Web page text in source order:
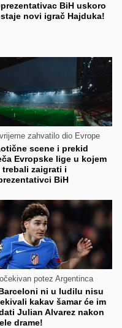
BiH uskoro
novi igrač Hajduka!
zahvatilo dio Evrope
scene i prekid
Evropske lige u kojem
trebali zaigrati i
BiH
potez Argentinca
ni u ludilu nisu
kakav šamar će im
Julian Alvarez nakon
drame!